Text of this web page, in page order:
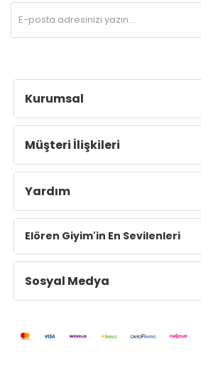
Kurumsal
Müşteri İlişkileri
Yardım
Elören Giyim'in En Sevilenleri
Sosyal Medya